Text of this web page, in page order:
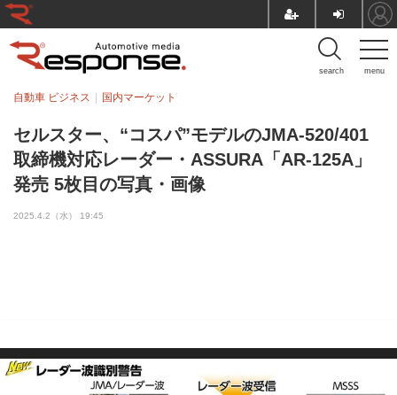
menu
search
セルスター、“コスパ”モデルのJMA-520/401
取締機対応レーダー・ASSURA「AR-125A」
発売 5枚目の写真・画像
自動車 ビジネス 国内マーケット
2025.4.2（水） 19:45